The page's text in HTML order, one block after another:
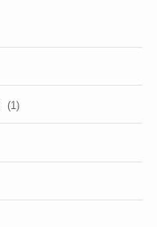
(1)